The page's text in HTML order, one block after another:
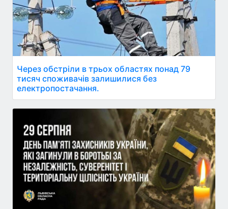
Через обстріли в трьох областях понад 79
тисяч споживачів залишилися без
електропостачання.